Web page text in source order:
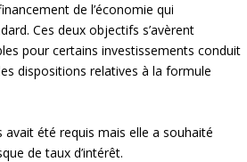
de l’économie qui
Ces deux objectifs s’avèrent
pour certains investissements conduit
dispositions relatives à la formule
avait été requis mais elle a souhaité
de taux d’intérêt.